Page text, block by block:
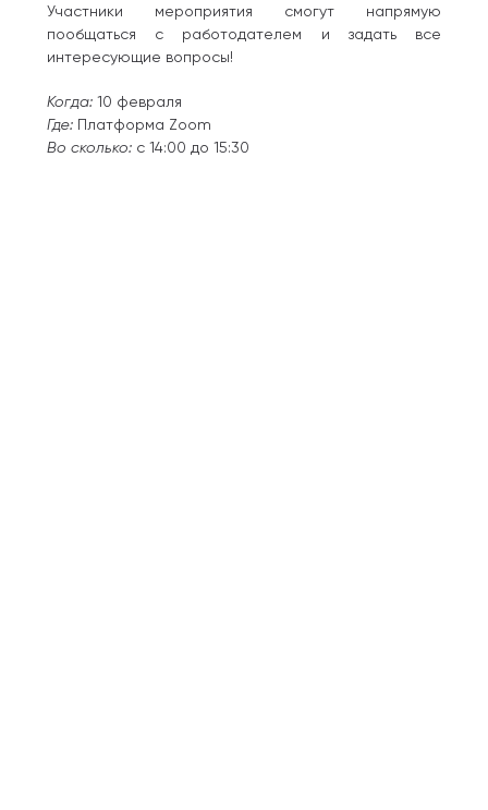
Участники мероприятия смогут напрямую
пообщаться с работодателем и задать все
интересующие вопросы!
Когда: 10 февраля
Где: Платформа Zoom
Во сколько: с 14:00 до 15:30